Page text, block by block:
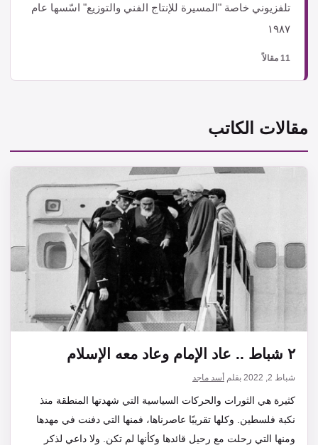
تلفزيوني خاصة "المسيرة للإنتاج الفني والتوزيع" اسّسها عام
١٩٨٧
11 مقالاً
مقالات الكاتب
٢ شباط .. عاد الإمام وعاد معه الإسلام
شباط 2, 2022 بقلم أسد ماجد
كثيرة هي الثورات والحركات السياسية التي شهدتها المنطقة منذ
نكبة فلسطين. وكلها تقريبًا عاصرناها، فمنها التي دفنت في مهدها
ومنها التي رحلت مع رحيل قائدها وكأنها لم تكن. ولا داعي لذكر